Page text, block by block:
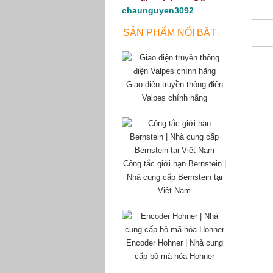
chaunguyen3092
SẢN PHẨM NỔI BẬT
Giao diện truyền thông điện
Valpes chính hãng
Công tắc giới hạn Bernstein |
Nhà cung cấp Bernstein tại
Việt Nam
Encoder Hohner | Nhà cung
cấp bộ mã hóa Hohner